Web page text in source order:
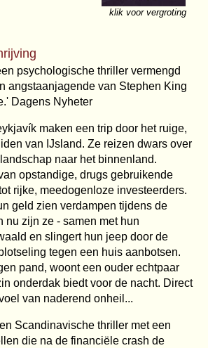
klik voor vergroting
psychologische thriller vermengd
angstaanjagende van Stephen King
Dagens Nyheter
maken een trip door het ruige,
van IJsland. Ze reizen dwars over
naar het binnenland.
opstandige, drugs gebruikende
rijke, meedogenloze investeerders.
geld zien verdampen tijdens de
nu zijn ze - samen met hun
en slingert hun jeep door de
tegen een huis aanbotsen.
pand, woont een ouder echtpaar
onderdak biedt voor de nacht. Direct
van naderend onheil...
Scandinavische thriller met een
die na de financiële crash de